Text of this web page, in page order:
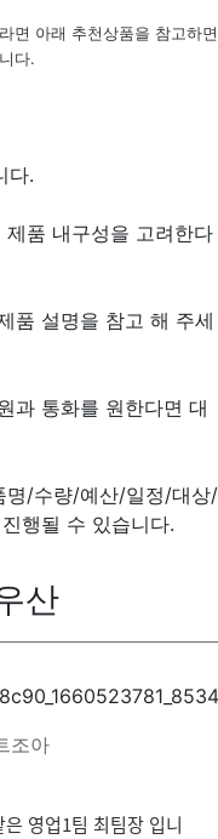
면 아래 추천상품을 참고하면
다.
다.
제품 내구성을 고려한다
품 설명을 참고 해 주세
과 통화를 원한다면 대
명/수량/예산/일정/대상/
행될 수 있습니다.
산
조아
영업1팀 최팀장 입니